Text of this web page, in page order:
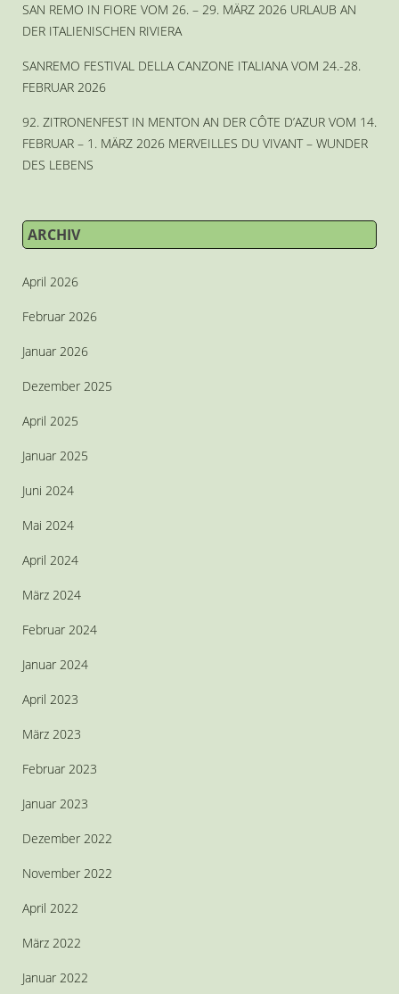
SAN REMO IN FIORE VOM 26. – 29. MÄRZ 2026 URLAUB AN
DER ITALIENISCHEN RIVIERA
SANREMO FESTIVAL DELLA CANZONE ITALIANA VOM 24.-28.
FEBRUAR 2026
92. ZITRONENFEST IN MENTON AN DER CÔTE D’AZUR VOM 14.
FEBRUAR – 1. MÄRZ 2026 MERVEILLES DU VIVANT – WUNDER
DES LEBENS
ARCHIV
April 2026
Februar 2026
Januar 2026
Dezember 2025
April 2025
Januar 2025
Juni 2024
Mai 2024
April 2024
März 2024
Februar 2024
Januar 2024
April 2023
März 2023
Februar 2023
Januar 2023
Dezember 2022
November 2022
April 2022
März 2022
Januar 2022